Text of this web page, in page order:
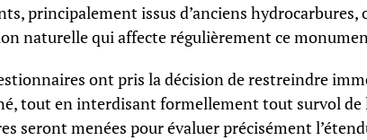
principalement issus d’anciens hydrocarbures,
naturelle qui affecte régulièrement ce
ont pris la décision de restreindre
tout en interdisant formellement tout survol de
seront menées pour évaluer précisément